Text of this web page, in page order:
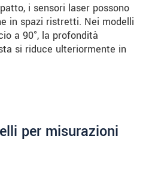
i sensori laser possono
in spazi ristretti. Nei modelli
a 90°, la profondità
si riduce ulteriormente in
per misurazioni